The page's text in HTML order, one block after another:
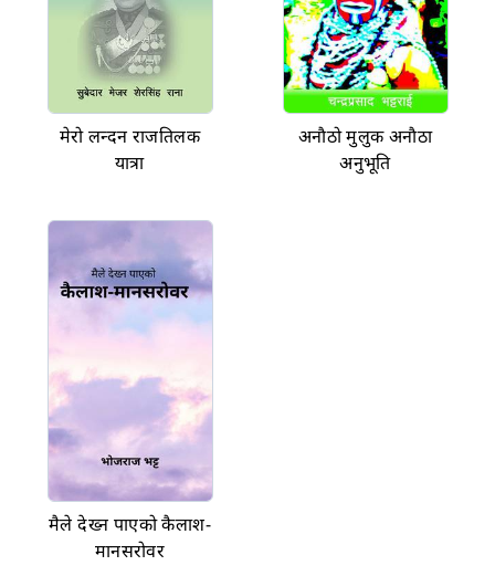
मेरो लन्दन राजतिलक
यात्रा
अनाैठो मुलुक अनाैठा
अनुभूति
मैले देख्न पाएको कैलाश-
मानसरोवर